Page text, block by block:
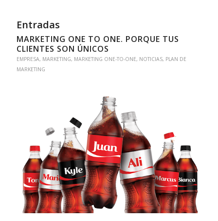
Entradas
MARKETING ONE TO ONE. PORQUE TUS
CLIENTES SON ÚNICOS
EMPRESA, MARKETING, MARKETING ONE-TO-ONE, NOTICIAS, PLAN DE
MARKETING